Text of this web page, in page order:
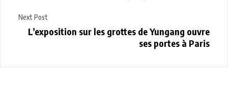
Next Post
L’exposition sur les grottes de Yungang ouvre
ses portes à Paris